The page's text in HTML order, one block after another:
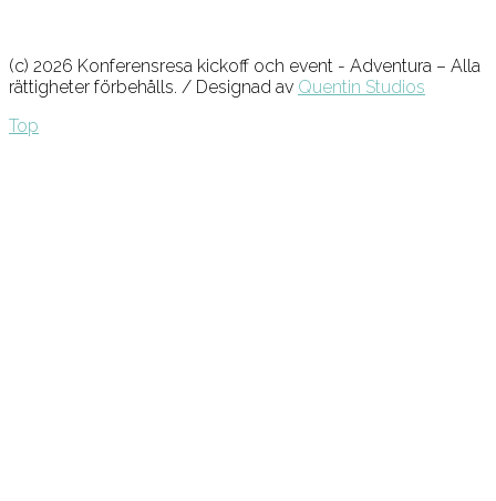
(c) 2026 Konferensresa kickoff och event - Adventura – Alla
rättigheter förbehålls. / Designad av Quentin Studios
Top